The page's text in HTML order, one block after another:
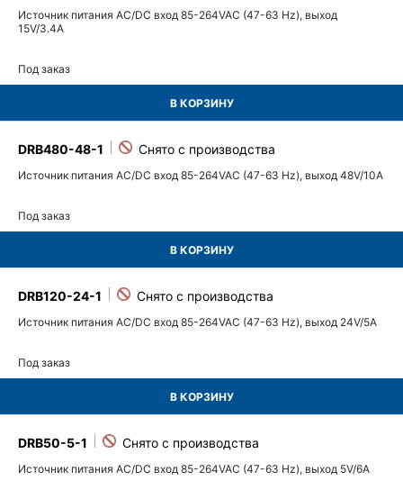
Источник питания AC/DC вход 85-264VAC (47-63 Hz), выход
15V/3.4A
Под заказ
В КОРЗИНУ
DRB480-48-1
Источник питания AC/DC вход 85-264VAC (47-63 Hz), выход 48V/10A
Под заказ
В КОРЗИНУ
DRB120-24-1
Источник питания AC/DC вход 85-264VAC (47-63 Hz), выход 24V/5A
Под заказ
В КОРЗИНУ
DRB50-5-1
Источник питания AC/DC вход 85-264VAC (47-63 Hz), выход 5V/6A